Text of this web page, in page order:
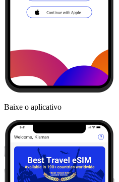
Baixe o aplicativo